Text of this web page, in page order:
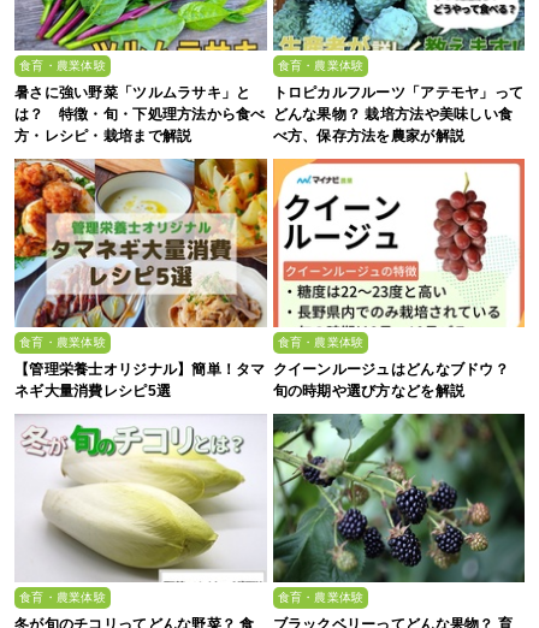
食育・農業体験
暑さに強い野菜「ツルムラサキ」と
は？ 特徴・旬・下処理方法から食べ
方・レシピ・栽培まで解説
食育・農業体験
トロピカルフルーツ「アテモヤ」って
どんな果物？ 栽培方法や美味しい食
べ方、保存方法を農家が解説
食育・農業体験
【管理栄養士オリジナル】簡単！タマ
ネギ大量消費レシピ5選
食育・農業体験
クイーンルージュはどんなブドウ？
旬の時期や選び方などを解説
食育・農業体験
冬が旬のチコリってどんな野菜？ 食
食育・農業体験
ブラックベリーってどんな果物？ 育